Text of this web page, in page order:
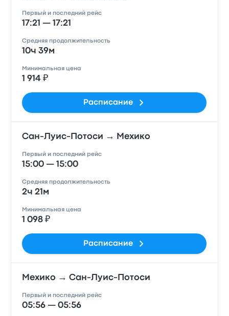
Первый и последний рейс
17:21 — 17:21
Средняя продолжительность
10ч 39м
Минимальная цена
1 914 ₽
Расписание
Сан-Луис-Потоси → Мехико
Первый и последний рейс
15:00 — 15:00
Средняя продолжительность
2ч 21м
Минимальная цена
1 098 ₽
Расписание
Мехико → Сан-Луис-Потоси
Первый и последний рейс
05:56 — 05:56